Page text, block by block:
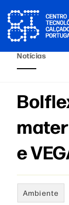
Notícias
e
Ambiente